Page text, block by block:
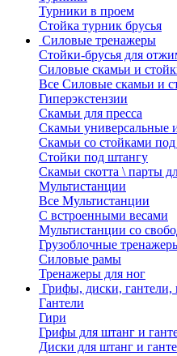
Турники в проем
Стойка турник брусья
Силовые тренажеры
Стойки-брусья для
Силовые скамьи и
Все Силовые скамьи и
Гиперэкстензии
Скамьи для пресса
Скамьи универсальные
Скамьи со стойками
Стойки под штангу
Скамьи скотта \ парты
Мультистанции
Все Мультистанции
С встроенными весами
Мультистанции со
Грузоблочные
Силовые рамы
Тренажеры для ног
Грифы, диски, гантели,
Гантели
Гири
Грифы для штанг и
Диски для штанг и